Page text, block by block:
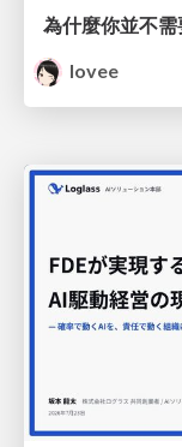
lovee